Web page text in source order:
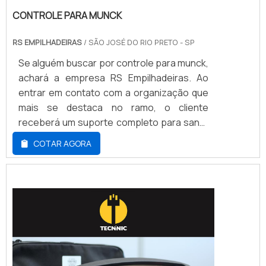
CONTROLE PARA MUNCK
RS EMPILHADEIRAS / SÃO JOSÉ DO RIO PRETO - SP
Se alguém buscar por controle para munck,
achará a empresa RS Empilhadeiras. Ao
entrar em contato com a organização que
mais se destaca no ramo, o cliente
receberá um suporte completo para sanar
eventuais dúvidas sobre o produto a ser
adquirido.DETALHES SOBRE CONTROLE
PARA MUNCKQuem quer achar controle
comprometida com seus serviços,
encontrará a RS Empilhadeiras. Com
grande know-how focado em cesta aérea
articulada e guindaste hidráulico veicular, a
companhia foca em tecnologia e
COTAR AGORA